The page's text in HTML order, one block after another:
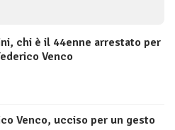
chi è il 44enne arrestato per
Venco
Venco, ucciso per un gesto